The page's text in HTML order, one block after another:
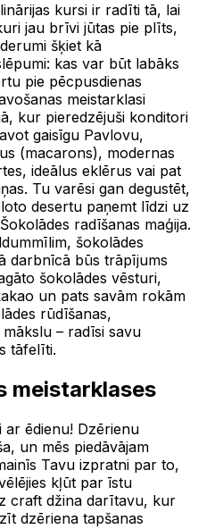
kursi ir radīti tā, lai
jau brīvi jūtas pie plīts,
šķiet kā
kas var būt labāks
pie pēcpusdienas
meistarklasi
kur pieredzējuši konditori
gaisīgu Pavlovu,
(macarons), modernas
ideālus eklērus vai pat
Tu varēsi gan degustēt,
desertu paņemt līdzi uz
radīšanas maģija.
šokolādes
darbnīcā būs trāpījums
šokolādes vēsturi,
un pats savām rokām
rūdīšanas,
– radīsi savu
tāfelīti.
meistarklases
ar ēdienu! Dzērienu
un mēs piedāvājam
Tavu izpratni par to,
kļūt par īstu
craft džina darītavu, kur
dzēriena tapšanas